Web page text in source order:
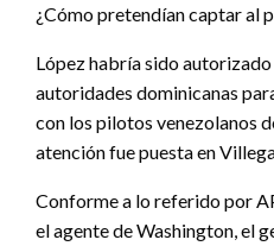
¿Cómo pretendían captar al
López habría sido
autoridades dominicanas
con los pilotos venezolanos
atención fue puesta en
Conforme a lo referido por
el agente de Washington, el